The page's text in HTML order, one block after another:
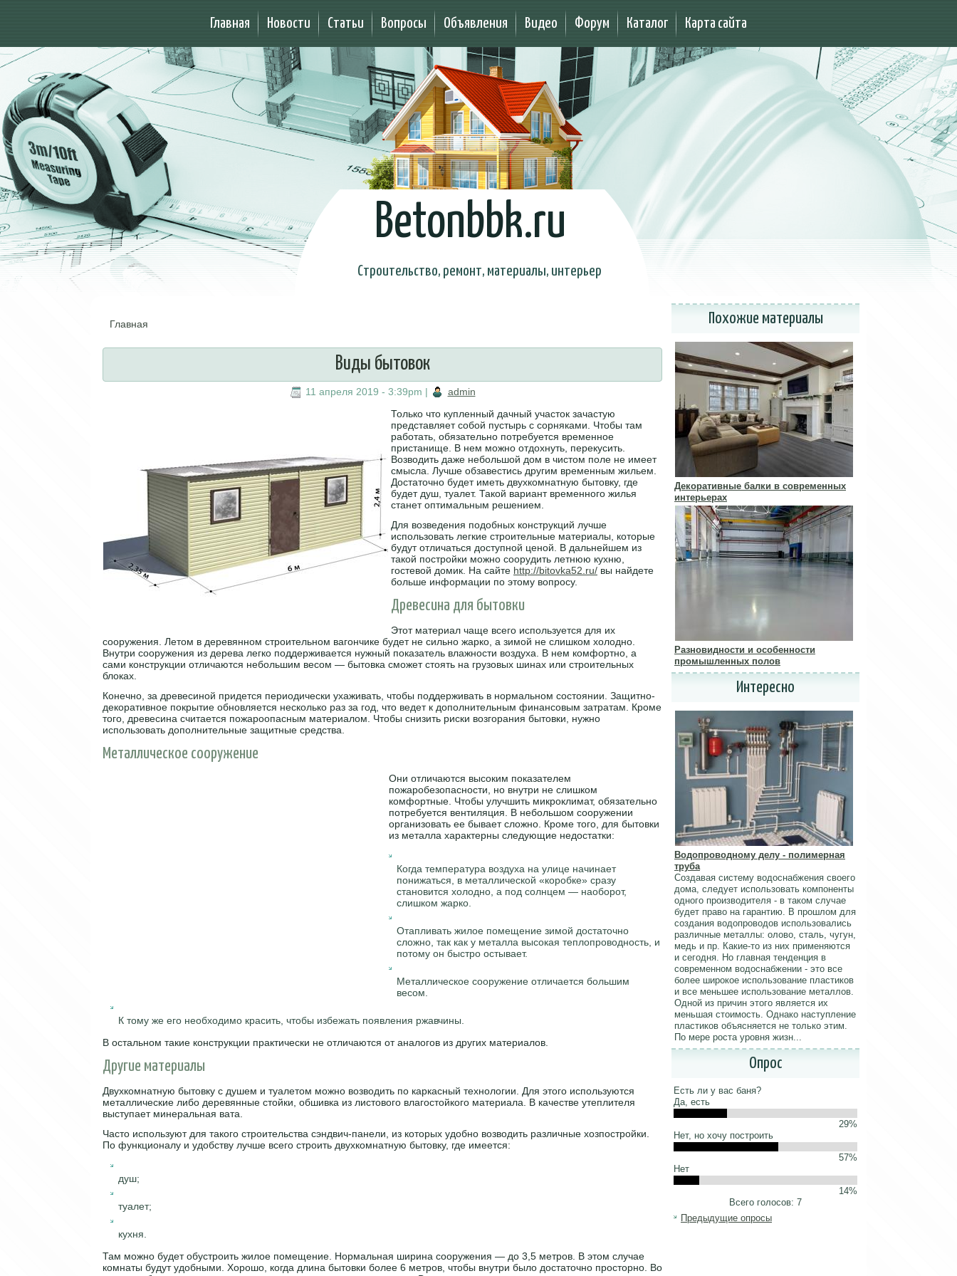
Главная Новости Статьи Вопросы Объявления Видео Форум Каталог Карта сайта
Betonbbk.ru
Строительство, ремонт, материалы, интерьер
Главная
Виды бытовок
11 апреля 2019 - 3:39pm |
admin
Только что купленный дачный участок зачастую
представляет собой пустырь с сорняками. Чтобы там
работать, обязательно потребуется временное
пристанище. В нем можно отдохнуть, перекусить.
Возводить даже небольшой дом в чистом поле не имеет
смысла. Лучше обзавестись другим временным жильем.
Достаточно будет иметь двухкомнатную бытовку, где
будет душ, туалет. Такой вариант временного жилья
станет оптимальным решением.
Для возведения подобных конструкций лучше
использовать легкие строительные материалы, которые
будут отличаться доступной ценой. В дальнейшем из
такой постройки можно соорудить летнюю кухню,
гостевой домик. На сайте http://bitovka52.ru/ вы найдете
больше информации по этому вопросу.
Древесина для бытовки
Этот материал чаще всего используется для их
сооружения. Летом в деревянном строительном вагончике будет не сильно жарко, а зимой не слишком холодно.
Внутри сооружения из дерева легко поддерживается нужный показатель влажности воздуха. В нем комфортно, а
сами конструкции отличаются небольшим весом — бытовка сможет стоять на грузовых шинах или строительных
блоках.
Конечно, за древесиной придется периодически ухаживать, чтобы поддерживать в нормальном состоянии. Защитно-
декоративное покрытие обновляется несколько раз за год, что ведет к дополнительным финансовым затратам. Кроме
того, древесина считается пожароопасным материалом. Чтобы снизить риски возгорания бытовки, нужно
использовать дополнительные защитные средства.
Металлическое сооружение
Они отличаются высоким показателем
пожаробезопасности, но внутри не слишком
комфортные. Чтобы улучшить микроклимат, обязательно
потребуется вентиляция. В небольшом сооружении
организовать ее бывает сложно. Кроме того, для бытовки
из металла характерны следующие недостатки:
Когда температура воздуха на улице начинает
понижаться, в металлической «коробке» сразу
становится холодно, а под солнцем — наоборот,
слишком жарко.
Отапливать жилое помещение зимой достаточно
сложно, так как у металла высокая теплопроводность, и
потому он быстро остывает.
Металлическое сооружение отличается большим
весом.
К тому же его необходимо красить, чтобы избежать появления ржавчины.
В остальном такие конструкции практически не отличаются от аналогов из других материалов.
Другие материалы
Двухкомнатную бытовку с душем и туалетом можно возводить по каркасный технологии. Для этого используются
металлические либо деревянные стойки, обшивка из листового влагостойкого материала. В качестве утеплителя
выступает минеральная вата.
Часто используют для такого строительства сэндвич-панели, из которых удобно возводить различные хозпостройки.
По функционалу и удобству лучше всего строить двухкомнатную бытовку, где имеется:
душ;
туалет;
кухня.
Там можно будет обустроить жилое помещение. Нормальная ширина сооружения — до 3,5 метров. В этом случае
комнаты будут удобными. Хорошо, когда длина бытовки более 6 метров, чтобы внутри было достаточно просторно. Во
Похожие материалы
Декоративные балки в современных
интерьерах
Разновидности и особенности
промышленных полов
Интересно
Водопроводному делу - полимерная
труба
Создавая систему водоснабжения своего
дома, следует использовать компоненты
одного производителя - в таком случае
будет право на гарантию. В прошлом для
создания водопроводов использовались
различные металлы: олово, сталь, чугун,
медь и пр. Какие-то из них применяются
и сегодня. Но главная тенденция в
современном водоснабжении - это все
более широкое использование пластиков
и все меньшее использование металлов.
Одной из причин этого является их
меньшая стоимость. Однако наступление
пластиков объясняется не только этим.
По мере роста уровня жизн...
Опрос
Есть ли у вас баня?
Да, есть
29%
Нет, но хочу построить
57%
Нет
14%
Всего голосов: 7
Предыдущие опросы